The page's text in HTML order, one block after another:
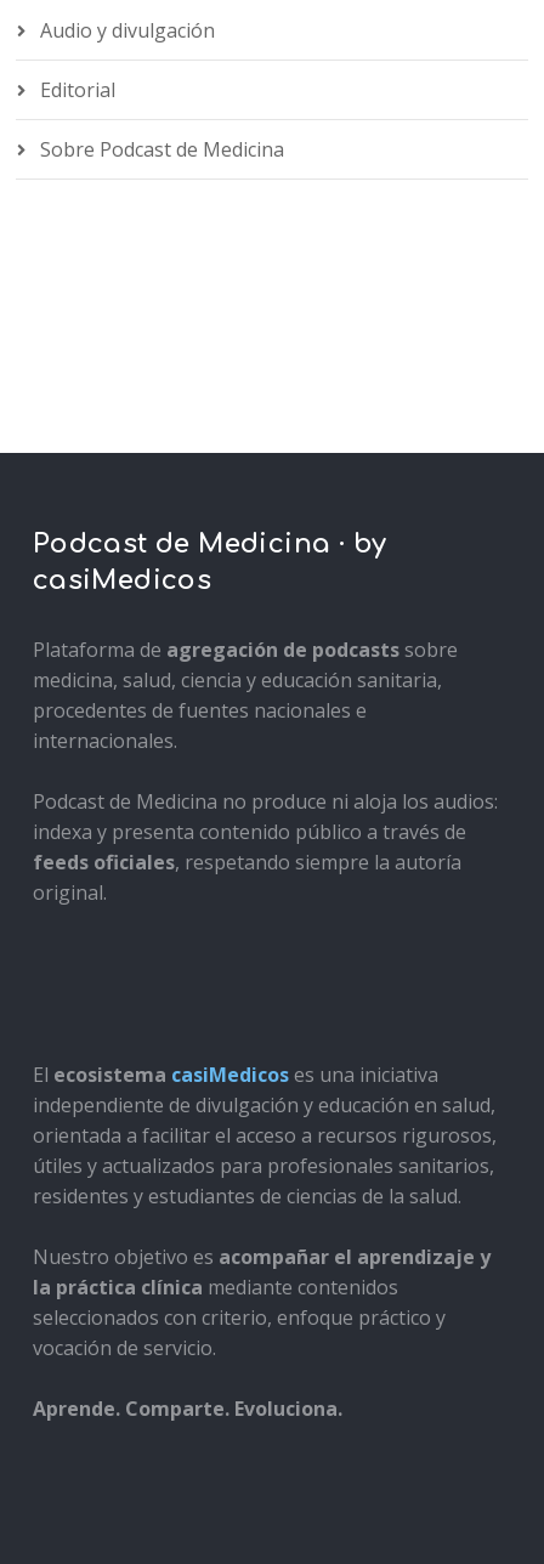
Audio y divulgación
Editorial
Sobre Podcast de Medicina
Podcast de Medicina · by
casiMedicos
Plataforma de agregación de podcastssobre
medicina, salud, ciencia y educación sanitaria,
procedentes de fuentes nacionales e
internacionales.
Podcast de Medicina no produce ni aloja los audios:
indexa y presenta contenido público a través de
feeds oficiales, respetando siempre la autoría
original.
El ecosistema casiMedicoses una iniciativa
independiente de divulgación y educación en salud,
orientada a facilitar el acceso a recursos rigurosos,
útiles y actualizados para profesionales sanitarios,
residentes y estudiantes de ciencias de la salud.
Nuestro objetivo es acompañar el aprendizaje y
la práctica clínica mediante contenidos
seleccionados con criterio, enfoque práctico y
vocación de servicio.
Aprende. Comparte. Evoluciona.